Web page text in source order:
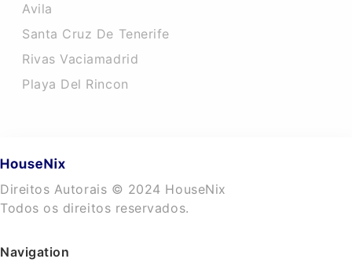
Avila
Santa Cruz De Tenerife
Rivas Vaciamadrid
Playa Del Rincon
Direitos Autorais © 2024 HouseNix
Todos os direitos reservados.
Navigation